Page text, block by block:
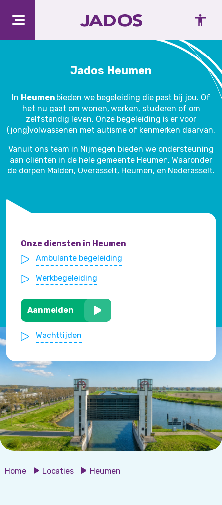
Jados Heumen
In Heumen bieden we begeleiding die past bij jou. Of
het nu gaat om wonen, werken, studeren of om
zelfstandig leven. Onze begeleiding is er voor
(jong)volwassenen met autisme of kenmerken daarvan.
Vanuit ons team in Nijmegen bieden we ondersteuning
aan cliënten in de hele gemeente Heumen. Waaronder
de dorpen Malden, Overasselt, Heumen, en Nederasselt.
Onze diensten in Heumen
Ambulante begeleiding
Werkbegeleiding
Aanmelden
Wachttijden
Home Locaties Heumen